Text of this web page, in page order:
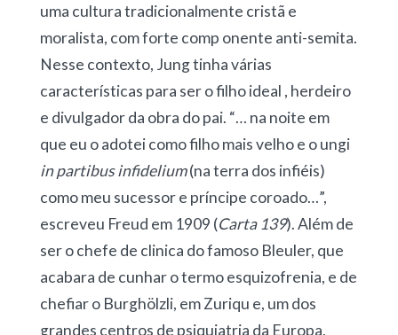
uma cultura tradicionalmente cristã e
moralista, com forte comp onente anti-semita.
Nesse contexto, Jung tinha várias
características para ser o filho ideal , herdeiro
e divulgador da obra do pai. “… na noite em
que eu o adotei como filho mais velho e o ungi
in partibus infidelium(na terra dos infiéis)
como meu sucessor e príncipe coroado…”,
escreveu Freud em 1909 (Carta 139). Além de
ser o chefe de clinica do famoso Bleuler, que
acabara de cunhar o termo esquizofrenia, e de
chefiar o Burghölzli, em Zuriqu e, um dos
grandes centros de psiquiatria da Europa,